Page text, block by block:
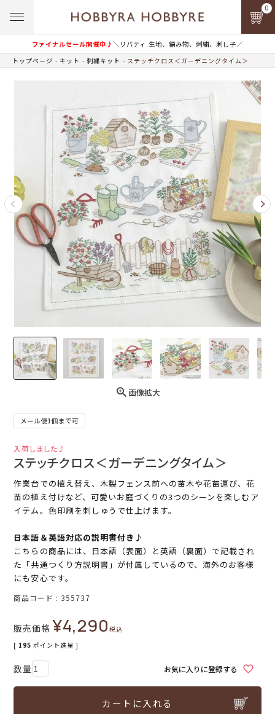
ファイナルセール開催中♪＼リバティ 生地、編み物、刺繍、刺し子／
0
トップページ キット 刺繍キット ステッチクロス＜ガーデニングタイム＞
画像拡大
メール便1個まで可
入荷しました♪
ステッチクロス＜ガーデニングタイム＞
作業台での植え替え、木製フェンス前への苗木や花苗運び、花
苗の植え付けなど、可愛いお庭づくりの3つのシーンを楽しむア
イテム。色印刷を刺しゅうで仕上げます。
日本語＆英語対応の説明書付き♪
こちらの商品には、日本語（表面）と英語（裏面）で記載され
た「共通つくり方説明書」が付属しているので、海外のお客様
にも安心です。
商品コード 355737
販売価格 ¥4,290税込
[ 195 ポイント進呈 ]
お気に入りに登録する
カートに入れる